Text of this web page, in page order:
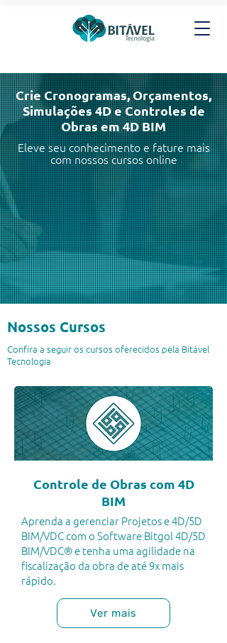
Crie Cronogramas, Orçamentos,
Simulações 4D e Controles de
Obras em 4D BIM
Eleve seu conhecimento e fature mais
com nossos cursos online
Nossos Cursos
Confira a seguir os cursos oferecidos pela Bitável
Tecnologia
Controle de Obras com 4D
BIM
Aprenda a gerenciar Projetos e 4D/5D
BIM/VDC com o Software Bitgol 4D/5D
BIM/VDC® e tenha uma agilidade na
fiscalização da obra de até 9x mais
rápido.
Ver mais